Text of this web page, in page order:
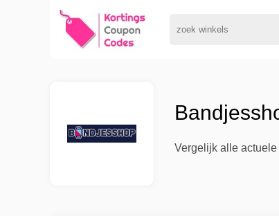
Vergelijk alle